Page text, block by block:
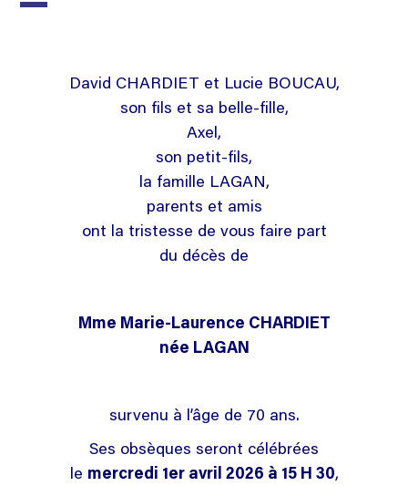
David CHARDIET et Lucie BOUCAU,
son fils et sa belle-fille,
Axel,
son petit-fils,
la famille LAGAN,
parents et amis
ont la tristesse de vous faire part
du décès de
Mme Marie-Laurence CHARDIET
née LAGAN
survenu à l’âge de 70 ans.
Ses obsèques seront célébrées
le mercredi 1er avril 2026 à 15 H 30,